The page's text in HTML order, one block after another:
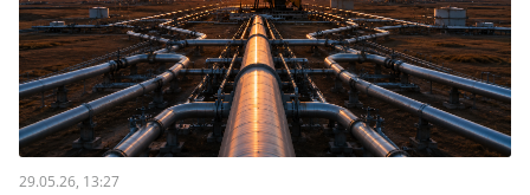
29.05.26, 13:27